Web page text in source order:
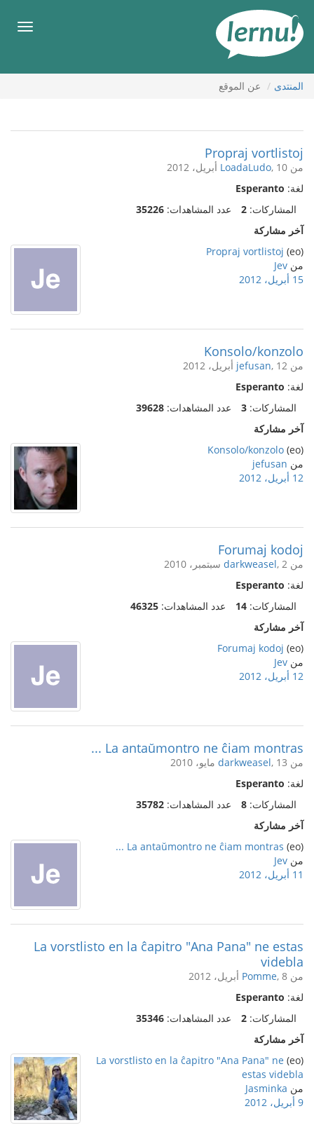
المحتويات
قائمة
المنتدى عن الموقع
Propraj vortlistoj
من LoadaLudo, 10 أبريل، 2012
لغة: Esperanto
المشاركات: 2 عدد المشاهدات: 35226
آخر مشاركة
(eo)
Propraj vortlistoj
من Jev
15 أبريل، 2012
Konsolo/konzolo
من jefusan, 12 أبريل، 2012
لغة: Esperanto
المشاركات: 3 عدد المشاهدات: 39628
آخر مشاركة
(eo)
Konsolo/konzolo
من jefusan
12 أبريل، 2012
Forumaj kodoj
من darkweasel, 2 سبتمبر، 2010
لغة: Esperanto
المشاركات: 14 عدد المشاهدات: 46325
آخر مشاركة
(eo)
Forumaj kodoj
من Jev
12 أبريل، 2012
La antaŭmontro ne ĉiam montras ...
من darkweasel, 13 مايو، 2010
لغة: Esperanto
المشاركات: 8 عدد المشاهدات: 35782
آخر مشاركة
(eo)
La antaŭmontro ne ĉiam montras ...
من Jev
11 أبريل، 2012
La vorstlisto en la ĉapitro "Ana Pana" ne estas
videbla
من Pomme, 8 أبريل، 2012
لغة: Esperanto
المشاركات: 2 عدد المشاهدات: 35346
آخر مشاركة
(eo)
La vorstlisto en la ĉapitro "Ana Pana" ne
estas videbla
من Jasminka
9 أبريل، 2012